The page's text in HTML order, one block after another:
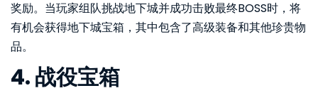
奖励。当玩家组队挑战地下城并成功击败最终BOSS时，将
有机会获得地下城宝箱，其中包含了高级装备和其他珍贵物
品。
4. 战役宝箱